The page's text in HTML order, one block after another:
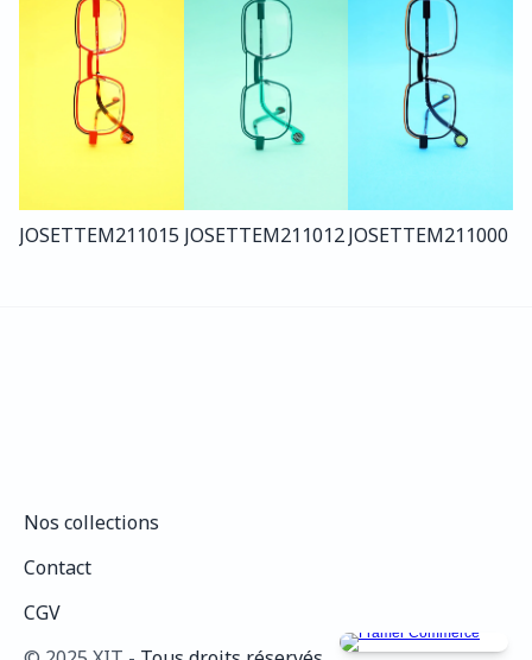
JOSETTEM211015 JOSETTEM211012JOSETTEM211000
Nos collections
Contact
CGV